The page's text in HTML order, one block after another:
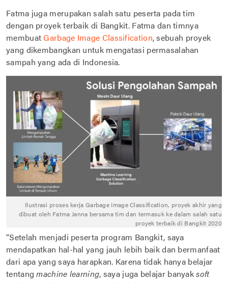
Fatma juga merupakan salah satu peserta pada tim
dengan proyek terbaik di Bangkit. Fatma dan timnya
membuatGarbage Image Classification, sebuah proyek
yang dikembangkan untuk mengatasi permasalahan
sampah yang ada di Indonesia.
Ilustrasi proses kerja Garbage Image Classification, proyek akhir yang
dibuat oleh Fatma Janna bersama tim dan termasuk ke dalam salah satu
proyek terbaik di Bangkit 2020
“Setelah menjadi peserta program Bangkit, saya
mendapatkan hal-hal yang jauh lebih baik dan bermanfaat
dari apa yang saya harapkan. Karena tidak hanya belajar
tentangmachine learning, saya juga belajar banyaksoft